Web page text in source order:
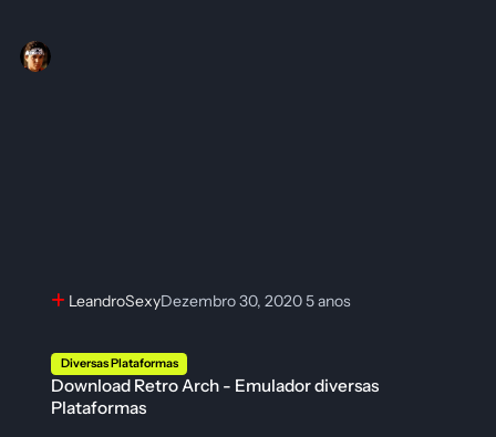
LeandroSexyDezembro 30, 20205 anos
Diversas Plataformas
Download Retro Arch - Emulador diversas
Plataformas